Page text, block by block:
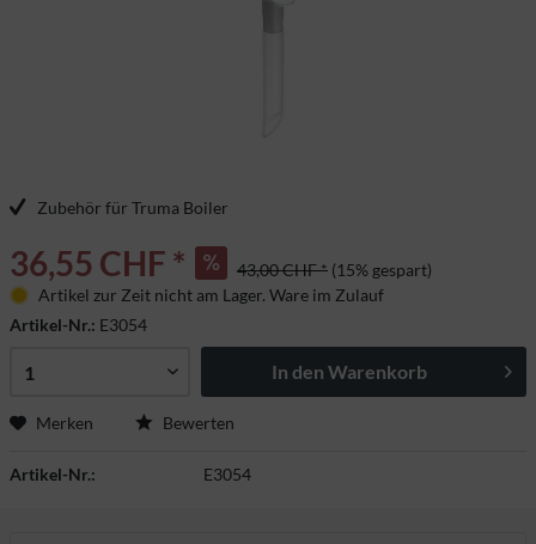
Zubehör für Truma Boiler
36,55 CHF * 43,00 CHF * (15% gespart)
Artikel zur Zeit nicht am Lager. Ware im Zulauf
Artikel-Nr.: E3054
In den Warenkorb
Merken Bewerten
Artikel-Nr.: E3054